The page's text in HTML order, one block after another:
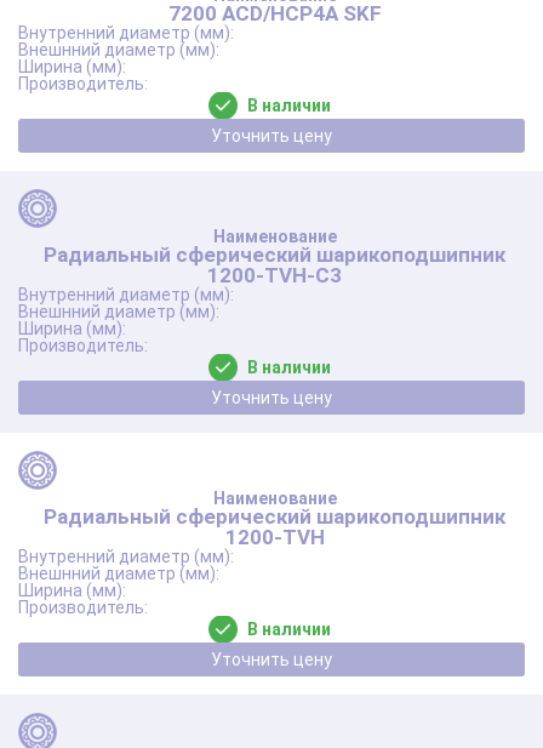
7200 ACD/HCP4A SKF
В наличии
Уточнить цену
Радиальный сферический шарикоподшипник
1200-TVH-C3
В наличии
Уточнить цену
Радиальный сферический шарикоподшипник
1200-TVH
В наличии
Уточнить цену